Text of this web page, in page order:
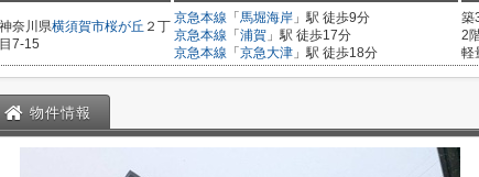
神奈川県横須賀市桜が丘 ２丁
目7-15
京急本線 「 馬堀海岸 」駅 徒歩9分
京急本線 「 浦賀 」駅 徒歩17分
京急本線 「 京急大津 」駅 徒歩18分
築
2
軽
物件情報